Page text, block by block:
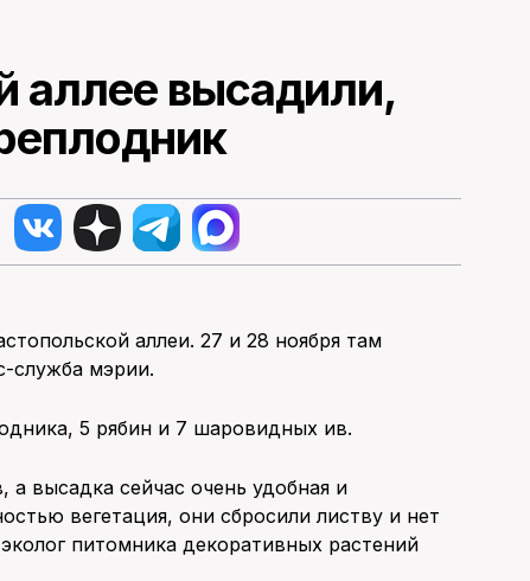
аллее высадили,
аллеи. 27 и 28 ноября там
служба мэрии.
5 рябин и 7 шаровидных ив.
высадка сейчас очень удобная и
вегетация, они сбросили листву и нет
питомника декоративных растений